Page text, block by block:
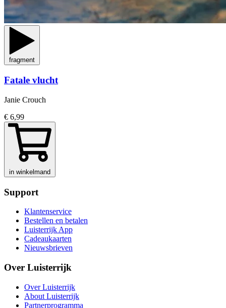
fragment
Fatale vlucht
Janie Crouch
€ 6,99
in winkelmand
Support
Klantenservice
Bestellen en betalen
Luisterrijk App
Cadeaukaarten
Nieuwsbrieven
Over Luisterrijk
Over Luisterrijk
About Luisterrijk
Partnerprogramma